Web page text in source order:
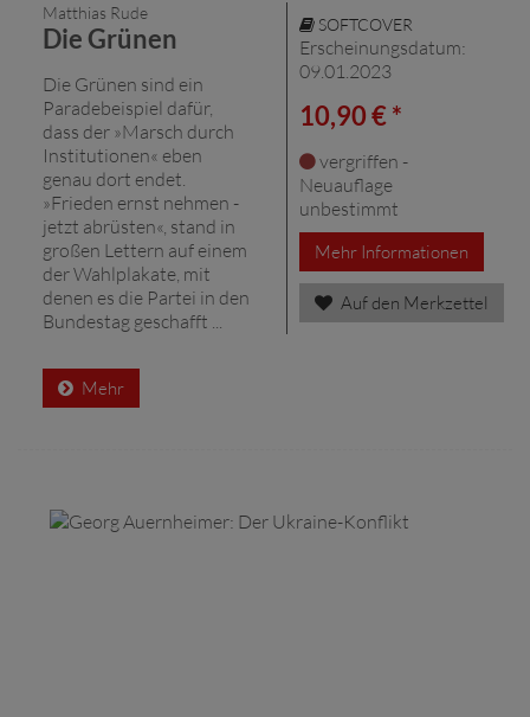
Matthias Rude
Die Grünen
Die Grünen sind ein
Paradebeispiel dafür,
dass der »Marsch durch
Institutionen« eben
genau dort endet.
»Frieden ernst nehmen -
jetzt abrüsten«, stand in
großen Lettern auf einem
der Wahlplakate, mit
denen es die Partei in den
Bundestag geschafft ...
Mehr
SOFTCOVER
Erscheinungsdatum:
09.01.2023
10,90 € *
vergriffen -
Neuauflage
unbestimmt
Mehr Informationen
Auf den Merkzettel